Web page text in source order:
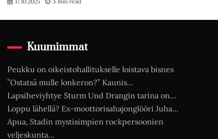
Kuumimmat
Peukku on oikeistohallitukselle loistava bisnes
”Ostatsä mulle lonkeron?” Kaunis…
Lapsiheviyhtye Sturm Und Drangin tarina on…
Loppu lähellä? Ex-moottorisahajonglööri Juha…
Apua, Stadin mystisimpien rockpersoonien
veljeskunta…